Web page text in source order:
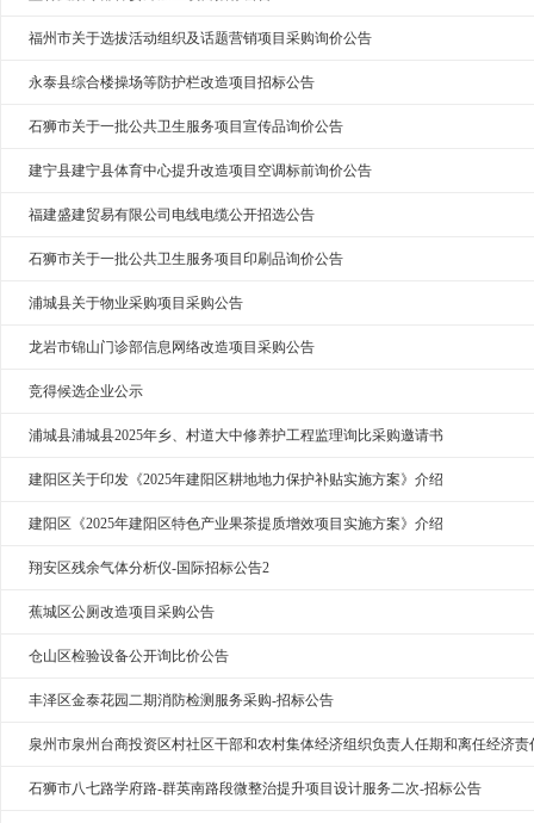
福州市关于选拔活动组织及话题营销项目采购询价公告
永泰县综合楼操场等防护栏改造项目招标公告
石狮市关于一批公共卫生服务项目宣传品询价公告
建宁县建宁县体育中心提升改造项目空调标前询价公告
福建盛建贸易有限公司电线电缆公开招选公告
石狮市关于一批公共卫生服务项目印刷品询价公告
浦城县关于物业采购项目采购公告
龙岩市锦山门诊部信息网络改造项目采购公告
竞得候选企业公示
浦城县浦城县2025年乡、村道大中修养护工程监理询比采购邀请书
建阳区关于印发《2025年建阳区耕地地力保护补贴实施方案》介绍
建阳区《2025年建阳区特色产业果茶提质增效项目实施方案》介绍
翔安区残余气体分析仪-国际招标公告2
蕉城区公厕改造项目采购公告
仓山区检验设备公开询比价公告
丰泽区金泰花园二期消防检测服务采购-招标公告
泉州市泉州台商投资区村社区干部和农村集体经济组织负责人任期和离任经济
石狮市八七路学府路-群英南路段微整治提升项目设计服务二次-招标公告